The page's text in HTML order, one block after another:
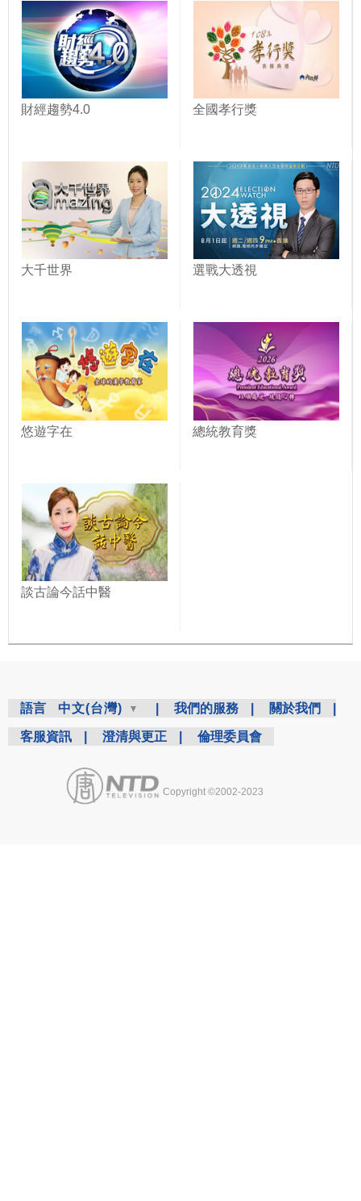
財經趨勢4.0 全國孝行獎
大千世界 選戰大透視
悠遊字在 總統教育獎
談古論今話中醫
語言 中文(台灣) 我們的服務 關於我們
客服資訊 澄清與更正 倫理委員會
Copyright ©2002-2023